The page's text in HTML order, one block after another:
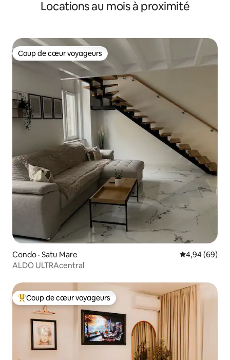
Locations au mois à proximité
Coup de cœur voyageurs
Coup de cœur voyageurs
Condo · Satu Mare Note
4,94 (69)
ALDO ULTRAcentral
Coup de cœur voyageurs parmi les plus aimés
Coup de cœur voyageurs